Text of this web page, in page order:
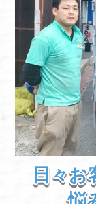
日々